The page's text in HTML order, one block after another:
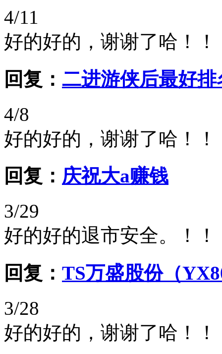
4/11
好的好的，谢谢了哈！！
回复： 二进游侠后最好排
4/8
好的好的，谢谢了哈！！
回复： 庆祝大a赚钱
3/29
好的好的退市安全。！！
回复： TS万盛股份（
3/28
好的好的，谢谢了哈！！